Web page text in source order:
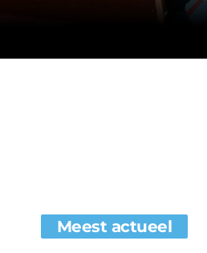
Meest actueel